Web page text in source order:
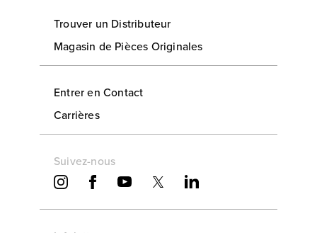
Trouver un Distributeur
Magasin de Pièces Originales
Entrer en Contact
Carrières
Suivez-nous